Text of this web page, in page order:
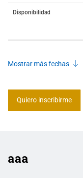
Disponibilidad
Mostrar más fechas
Quiero inscribirme
aaa